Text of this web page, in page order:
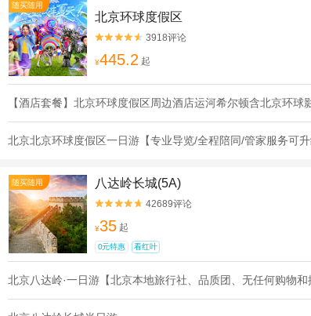
随买随用
北京环球度假区

 3918评论
¥445.2 起
【酒店套餐】北京环球度假区周边酒店运河希尔顿含北京环球
北京北京环球度假区一日游【专业导览/全程陪同/管家服务可
随买随用 八达岭长城(5A)

 42689评论
¥35 起
0元特惠 看红叶
北京八达岭·一日游【北京本地旅行社、品质团、无任何购物